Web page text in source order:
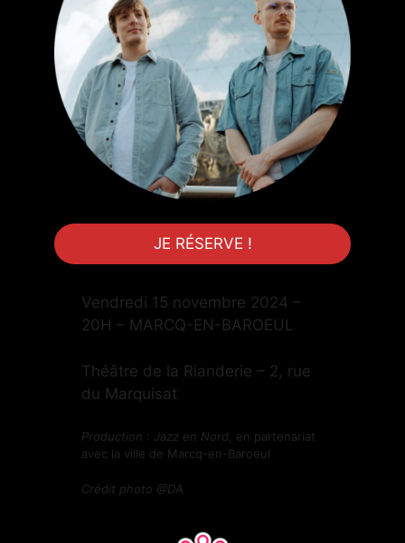
JE RÉSERVE !
Vendredi 15 novembre 2024 –
20H – MARCQ-EN-BAROEUL
Théâtre de la Rianderie – 2, rue
du Marquisat
Production : Jazz en Nord , en partenariat
avec la ville de Marcq-en-Baroeul
Crédit photo @DA